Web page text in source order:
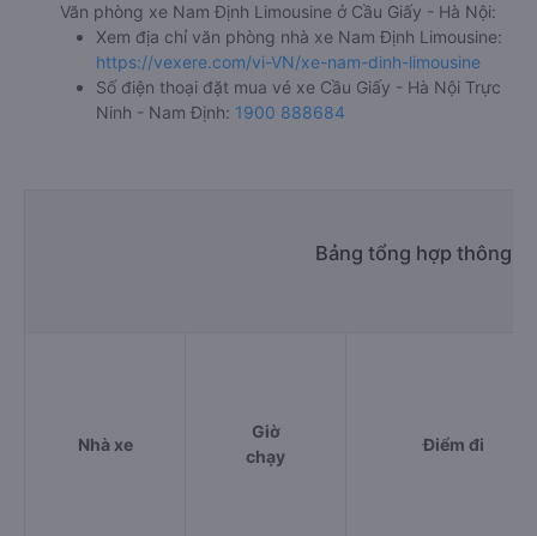
Văn phòng xe Nam Định Limousine ở Cầu Giấy - Hà Nội:
Xem địa chỉ văn phòng nhà xe Nam Định Limousine:
https://vexere.com/vi-VN/xe-nam-dinh-limousine
Số điện thoại đặt mua vé xe Cầu Giấy - Hà Nội Trực
Ninh - Nam Định: 1900 888684
Bảng tổng hợp thông
Nhà xe
Giờ
chạy
Điểm đi